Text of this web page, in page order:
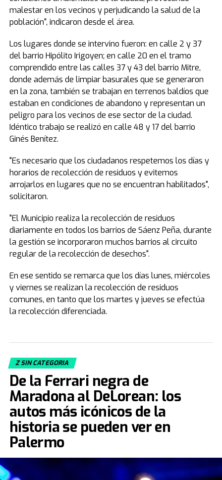
malestar en los vecinos y perjudicando la salud de la
población", indicaron desde el área.
Los lugares donde se intervino fueron: en calle 2 y 37
del barrio Hipólito Irigoyen; en calle 20 en el tramo
comprendido entre las calles 37 y 43 del barrio Mitre,
donde además de limpiar basurales que se generaron
en la zona, también se trabajan en terrenos baldíos que
estaban en condiciones de abandono y representan un
peligro para los vecinos de ese sector de la ciudad.
Idéntico trabajo se realizó en calle 48 y 17 del barrio
Ginés Benítez.
"Es necesario que los ciudadanos respetemos los días y
horarios de recolección de residuos y evitemos
arrojarlos en lugares que no se encuentran habilitados",
solicitaron.
"El Municipio realiza la recolección de residuos
diariamente en todos los barrios de Sáenz Peña, durante
la gestión se incorporaron muchos barrios al circuito
regular de la recolección de desechos".
En ese sentido se remarca que los días lunes, miércoles
y viernes se realizan la recolección de residuos
comunes, en tanto que los martes y jueves se efectúa
la recolección diferenciada.
Z SIN CATEGORIA
De la Ferrari negra de
Maradona al DeLorean: los
autos más icónicos de la
historia se pueden ver en
Palermo